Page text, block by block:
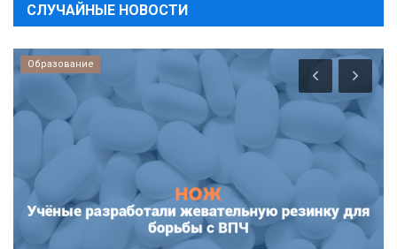
СЛУЧАЙНЫЕ НОВОСТИ
Туризм